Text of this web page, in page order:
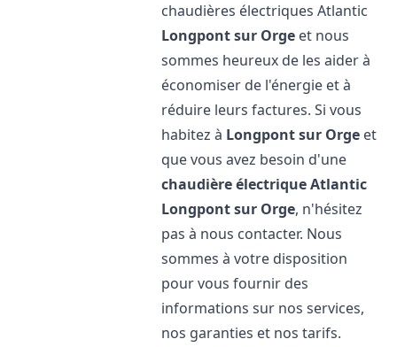
chaudières électriques Atlantic
Longpont sur Orge et nous
sommes heureux de les aider à
économiser de l'énergie et à
réduire leurs factures. Si vous
habitez à Longpont sur Orge et
que vous avez besoin d'une
chaudière électrique Atlantic
Longpont sur Orge, n'hésitez
pas à nous contacter. Nous
sommes à votre disposition
pour vous fournir des
informations sur nos services,
nos garanties et nos tarifs.